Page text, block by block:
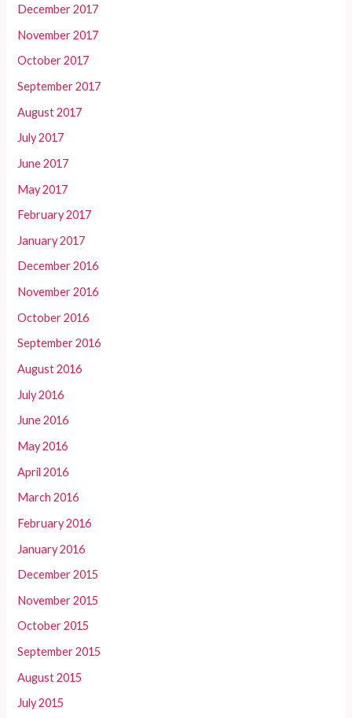
December 2017
November 2017
October 2017
September 2017
August 2017
July 2017
June 2017
May 2017
February 2017
January 2017
December 2016
November 2016
October 2016
September 2016
August 2016
July 2016
June 2016
May 2016
April 2016
March 2016
February 2016
January 2016
December 2015
November 2015
October 2015
September 2015
August 2015
July 2015